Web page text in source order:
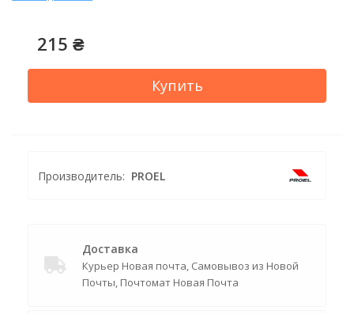
215 ₴
Купить
Производитель: PROEL
Доставка
Курьер Новая почта, Самовывоз из Новой
Почты, Почтомат Новая Почта